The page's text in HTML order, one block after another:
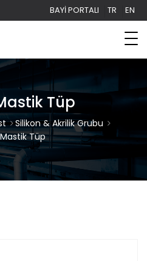
BAYI PORTALI TR EN
Tüp
Silikon & Akrilik Grubu
Tüp